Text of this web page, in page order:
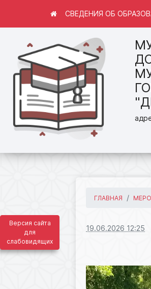
Версия сайта
для
слабовидящих
СВЕДЕНИЯ ОБ
ГЛАВНАЯ
19.06.2026 12:25